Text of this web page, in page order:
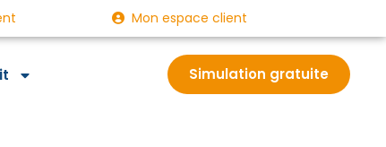
Mon espace client
Simulation gratuite